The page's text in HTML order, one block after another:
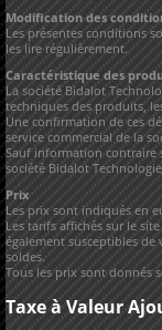
Modification des
Les présentes conditions
les lire régulièrement.
Caractéristique des
La société Bidalot
techniques des produits,
Une confirmation de ces
service commercial de la
Sauf information contraire
société Bidalot
Prix
Les prix sont indiqués en
Les tarifs affichés sur le
également susceptibles
soldes.
Tous les prix sont donnés
Taxe à Valeur